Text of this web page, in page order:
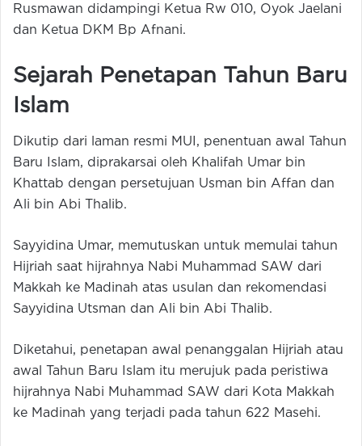
Rusmawan didampingi Ketua Rw 010, Oyok Jaelani
dan Ketua DKM Bp Afnani.
Sejarah Penetapan Tahun Baru
Islam
Dikutip dari laman resmi MUI, penentuan awal Tahun
Baru Islam, diprakarsai oleh Khalifah Umar bin
Khattab dengan persetujuan Usman bin Affan dan
Ali bin Abi Thalib.
Sayyidina Umar, memutuskan untuk memulai tahun
Hijriah saat hijrahnya Nabi Muhammad SAW dari
Makkah ke Madinah atas usulan dan rekomendasi
Sayyidina Utsman dan Ali bin Abi Thalib.
Diketahui, penetapan awal penanggalan Hijriah atau
awal Tahun Baru Islam itu merujuk pada peristiwa
hijrahnya Nabi Muhammad SAW dari Kota Makkah
ke Madinah yang terjadi pada tahun 622 Masehi.